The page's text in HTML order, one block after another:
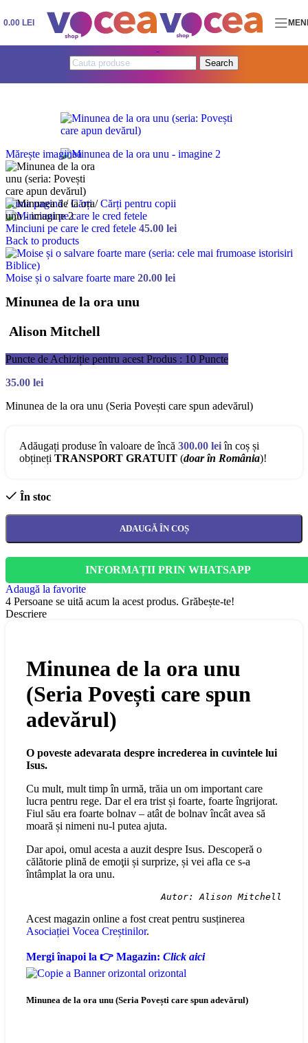
Skip to navigationSkip to main content
0.00 LEI
Search
Mărește imaginea
Prima pagină/ Cărți/ Cărți pentru copii
Minciuni pe care le cred fetele 45.00 lei
Back to products
Moise și o salvare foarte mare 20.00 lei
Minunea de la ora unu
Alison Mitchell
Puncte de Achiziție pentru acest Produs : 10 Puncte
35.00 lei
Minunea de la ora unu (Seria Povești care spun adevărul)
Adăugați produse în valoare de încă 300.00 leiîn coș și
obțineți TRANSPORT GRATUIT (doar în România)!
În stoc
ADAUGĂ ÎN COȘ
INFORMAȚII PRIN WHATSAPP
Adaugă la favorite
4 Persoane se uită acum la acest produs. Grăbește-te!
Descriere
Minunea de la ora unu
(Seria Povești care spun
adevărul)
O poveste adevarata despre increderea in cuvintele lui
Isus.
Cu mult, mult timp în urmă, trăia un om important care
lucra pentru rege. Dar el era trist și foarte, foarte îngrijorat.
Fiul său era foarte bolnav – atât de bolnav încât avea să
moară și nimeni nu-l putea ajuta.
Dar apoi, omul acesta a auzit despre Isus. Descoperă o
călătorie plină de emoţii și surprize, și vei afla ce s-a
întâmplat la ora unu.
Autor: Alison Mitchell
Acest magazin online a fost creat pentru susținerea
Asociației Vocea Creștinilor.
Mergi înapoi la 👉 Magazin: Click aici
Minunea de la ora unu (Seria Povești care spun adevărul)